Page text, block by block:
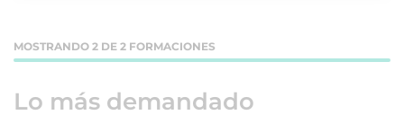
MOSTRANDO 2 DE 2 FORMACIONES
Lo más demandado